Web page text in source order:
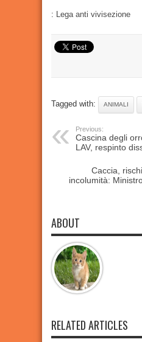
: Lega anti vivisezione
Tagged with: ANIMALI
Previous:
Cascina degli
LAV, respinto
Caccia,
incolumità:
ABOUT
RELATED ARTICLES